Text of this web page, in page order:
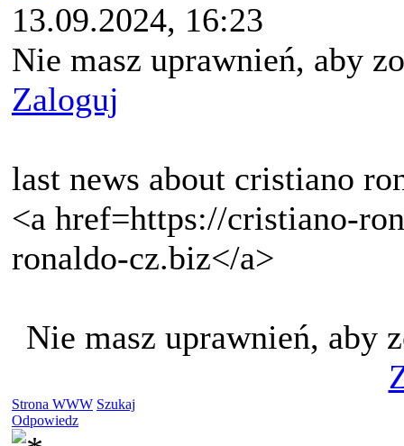
13.09.2024, 16:23
Nie masz uprawnień, aby
Zaloguj
last news about cristiano
<a href=https://cristiano-
ronaldo-cz.biz</a>
Nie masz uprawnień, aby
Strona WWW Szukaj
Odpowiedz